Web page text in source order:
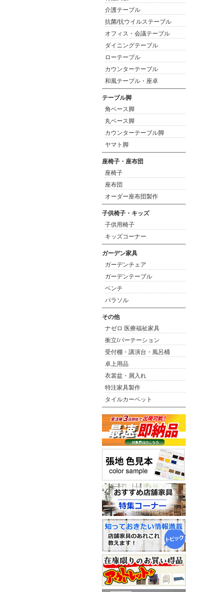
介護テーブル
抗菌/抗ウイルステーブル
オフィス・会議テーブル
ダイニングテーブル
ローテーブル
カウンターテーブル
和風テーブル・座卓
テーブル脚
角ベース脚
丸ベース脚
カウンターテーブル脚
ヤマト脚
座椅子・座布団
座椅子
座布団
オーダー座布団製作
子供椅子・キッズ
子供用椅子
キッズコーナー
ガーデン家具
ガーデンチェア
ガーデンテーブル
ベンチ
パラソル
その他
ナゼロ 医療福祉家具
衝立/パーテーション
受付棚・講演台・風呂桶
卓上用品
衣裳盆・屑入れ
特注家具製作
タイルカーペット